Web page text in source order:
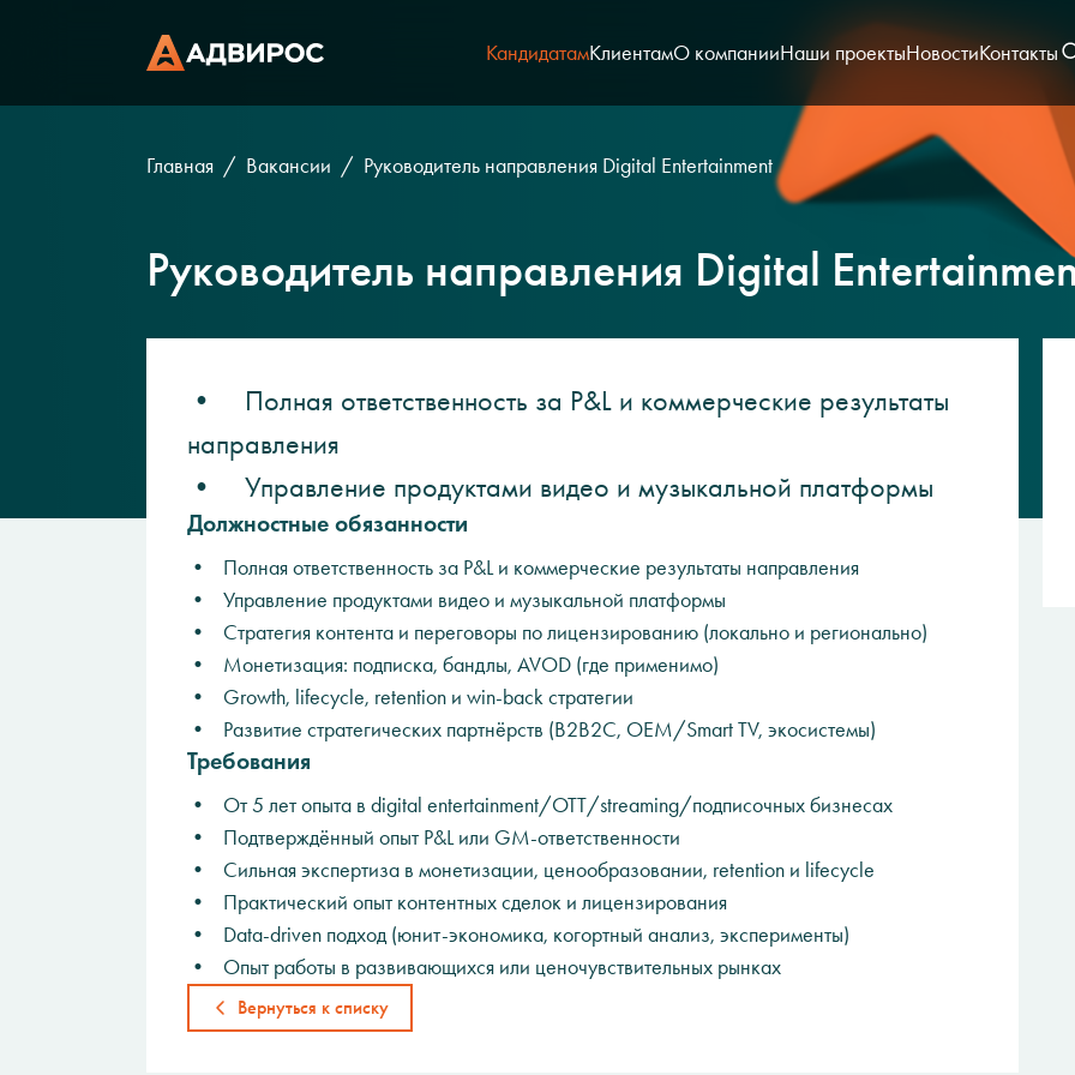
КандидатамКлиентамО компанииНаши проектыНовостиКонтакты
Главная Вакансии Руководитель направления Digital Entertainment
Руководитель направления Digital
• Полная ответственность за P&L и коммерческие результаты
направления
• Управление продуктами видео и музыкальной платформы
Должностные обязанности
• Полная ответственность за P&L и коммерческие результаты направления
• Управление продуктами видео и музыкальной платформы
• Стратегия контента и переговоры по лицензированию (локально и регионально)
• Монетизация: подписка, бандлы, AVOD (где применимо)
• Growth, lifecycle, retention и win-back стратегии
• Развитие стратегических партнёрств (B2B2C, OEM/Smart TV, экосистемы)
Требования
• От 5 лет опыта в digital entertainment/OTT/streaming/подписочных бизнесах
• Подтверждённый опыт P&L или GM-ответственности
• Сильная экспертиза в монетизации, ценообразовании, retention и lifecycle
• Практический опыт контентных сделок и лицензирования
• Data-driven подход (юнит-экономика, когортный анализ, эксперименты)
• Опыт работы в развивающихся или ценочувствительных рынках
Вернуться к списку